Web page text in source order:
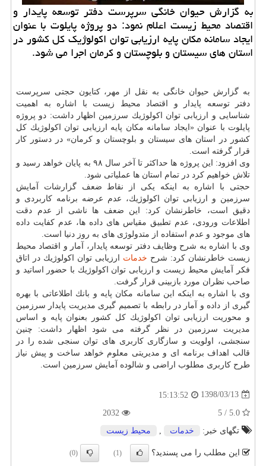
به گزارش حیوان خانگی سرپرست دفتر توسعه پایدار و
اقتصاد محیط زیست اعلام نمود: دو پروژه پایلوت با عنوان
ایجاد سامانه مكان پایه ارزیابی توان اكولوژیك كل كشور در
استان های سیستان و بلوچستان و كرمان اجرا می شود.
به گزارش حیوان خانگی به نقل از مهر، كتایون حجتی سرپرست
دفتر توسعه پایدار و اقتصاد محیط زیست با اشاره به اهمیت
شناسایی و ارزیابی توان اكولوژیك سرزمین اظهار داشت: دو پروژه
پایلوت با عنوان «ایجاد سامانه مكان پایه ارزیابی توان اكولوژیك كل
كشور در استان های سیستان و بلوچستان و كرمان» در دستور كار
قرار گرفته است.
وی افزود: این پروژه ها حداكثر تا آخر سال ۹۸ به پایان خواهد رسید و
تلاش خواهیم كرد در تمام استان ها عملیاتی شود.
حجتی با اشاره به اینكه یكی از نقاط ضعف گزارشات آمایش
سرزمین و ارزیابی توان اكولوژیك، عدم عرضه برنامه كاربردی و
دقیق است، خاطرنشان كرد: این ضعف ها ناشی از عدم دقت
اطلاعات ورودی، عدم تطبیق مقیاس های داده ها، عدم كفایت داده
های موجود و عدم استفاده از متدولوژی های به روز دنیا است.
وی با اشاره به شرح وظایف دفتر توسعه پایدار، آمار و اقتصاد محیط
زیست خاطرنشان كرد: شرح خدمات ارزیابی توان اكولوژیك در اتاق
فكر آمایش محیط زیست و ارزیابی توان اكولوژیك با حضور اساتید و
صاحب نظران مورد بازبینی قرار گرفت.
وی با اشاره به اینكه این سامانه مكان پایه و بانك اطلاعاتی با بهره
گیری از داده و آمار در رابطه با تصمیم گیری مدیریت پایدار سرزمین
و محوریت ارزیابی توان اكولوژیك كل كشور بعنوان پایه و اساس
مدیریت سرزمین در نظر گرفته می شود اظهار داشت: چنین
سنجشی، اولویت و سازگاری كاربری های توان سنجی شده را در
قالب اهداف برنامه ای و مدیریتی معلوم خواهد ساخت و پیش نیاز
طرح كاربری مطلوب اراضی و شالوده آمایش سرزمین است.
1398/03/13
15:13:52
تگهای خبر:
خدمات , محیط زیست
این مطلب را می پسندید؟ (1)
(0)